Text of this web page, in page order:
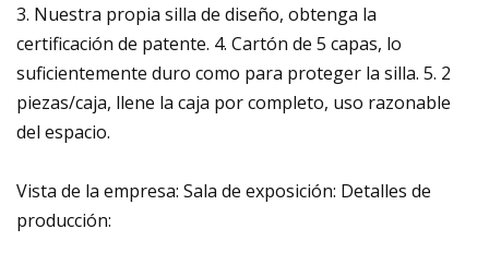
3. Nuestra propia silla de diseño, obtenga la
certificación de patente. 4. Cartón de 5 capas, lo
suficientemente duro como para proteger la silla. 5. 2
piezas/caja, llene la caja por completo, uso razonable
del espacio.
Vista de la empresa: Sala de exposición: Detalles de
producción: